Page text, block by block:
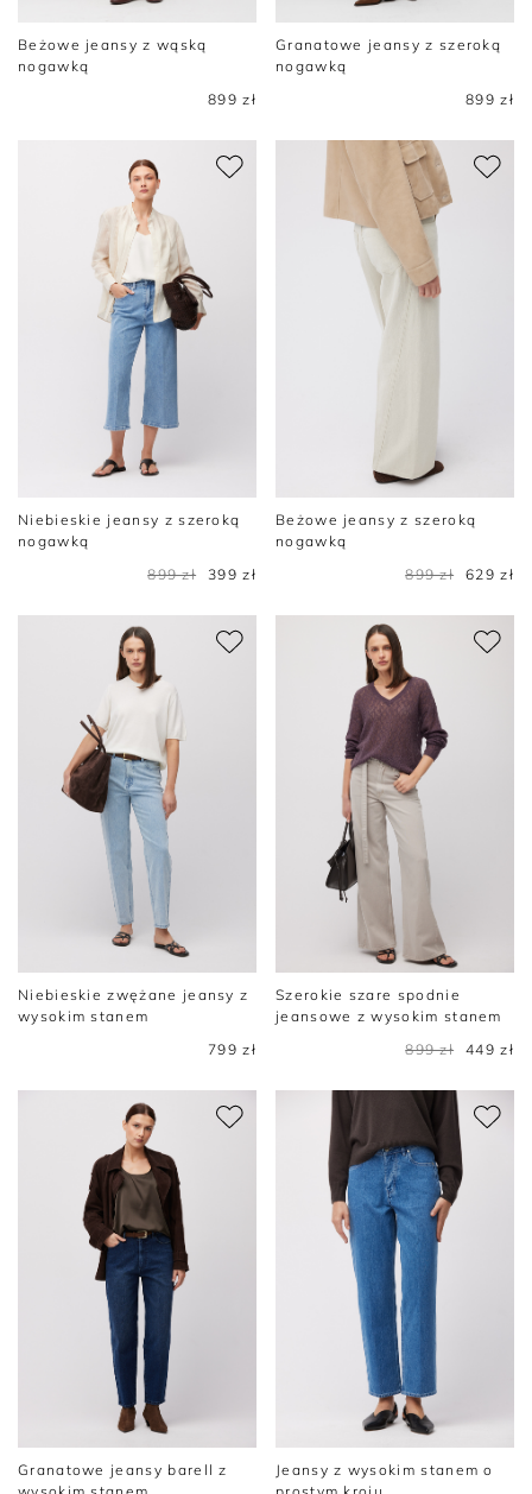
Beżowe jeansy z wąską
nogawką
899 zł
Granatowe jeansy z szeroką
nogawką
899 zł
Niebieskie jeansy z szeroką
nogawką
899 zł
399 zł
Beżowe jeansy z szeroką
nogawką
899 zł
629 zł
Niebieskie zwężane jeansy z
wysokim stanem
799 zł
Szerokie szare spodnie
jeansowe z wysokim stanem
899 zł
449 zł
Granatowe jeansy barell z
Jeansy z wysokim stanem o